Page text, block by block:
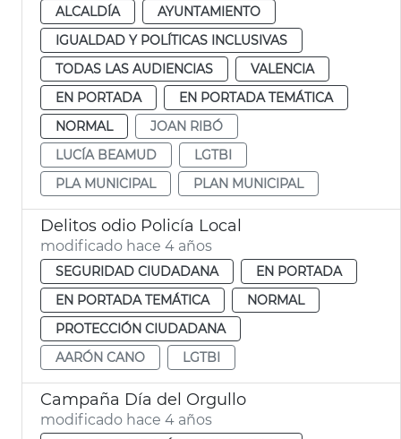
ALCALDÍA
AYUNTAMIENTO
IGUALDAD Y POLÍTICAS INCLUSIVAS
TODAS LAS AUDIENCIAS
VALENCIA
EN PORTADA
EN PORTADA TEMÁTICA
NORMAL
JOAN RIBÓ
LUCÍA BEAMUD
LGTBI
PLA MUNICIPAL
PLAN MUNICIPAL
Delitos odio Policía Local
modificado hace 4 años
SEGURIDAD CIUDADANA
EN PORTADA
EN PORTADA TEMÁTICA
NORMAL
PROTECCIÓN CIUDADANA
AARÓN CANO
LGTBI
Campaña Día del Orgullo
modificado hace 4 años